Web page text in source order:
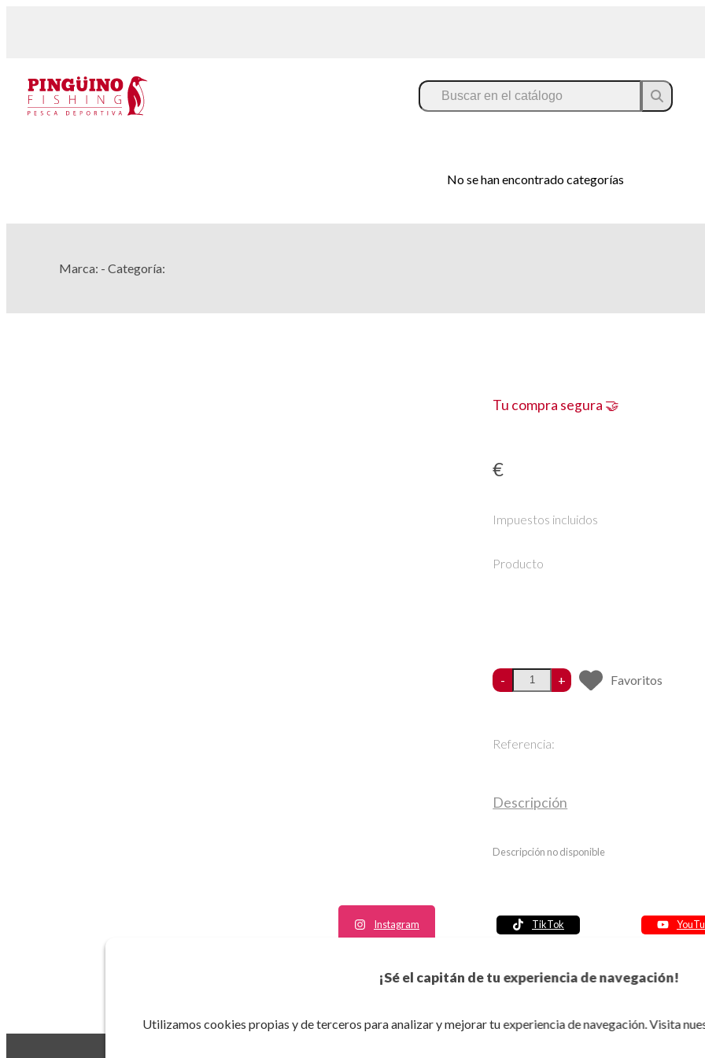
¡Sé el capitán de tu experiencia de navegación!
Utilizamos cookies propias y de terceros para analizar y mejorar tu experiencia de navegación. Visita
No se han encontrado categorías
Marca: - Categoría:
Tu compra segura 🤝
€
Impuestos incluidos
Producto
- + Favoritos
Referencia:
Descripción
Descripción no disponible
Instagram TikTok
Política de seguridad